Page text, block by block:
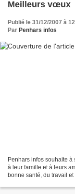
Meilleurs vœux
Publié le 31/12/2007 à
Par Penhars infos
Penhars infos souhaite à
à leur famille et à leurs
bonne santé, du travail